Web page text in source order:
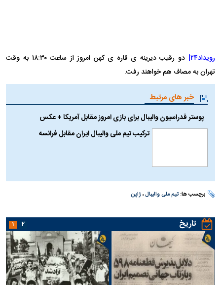
رویداد۲۴|
دو رقیب دیرینه ی قاره ی کهن امروز از ساعت ۱۸:۳۰ به وقت
تهران به مصاف هم خواهند رفت.
خبر های مرتبط
پوستر فدراسیون والیبال برای بازی امروز مقابل آمریکا + عکس
ترکیب تیم ملی والیبال ایران مقابل فرانسه
برچسب ها:تیم ملی والیبال، ژاپن
تاریخ ۱ ۲